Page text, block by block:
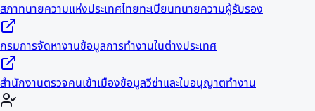
สภาทนายความแห่งประเทศไทยทะเบียนทนายความผู้รับรอง
กรมการจัดหางานข้อมูลการทำงานในต่างประเทศ
สำนักงานตรวจคนเข้าเมืองข้อมูลวีซ่าและใบอนุญาตทำงาน